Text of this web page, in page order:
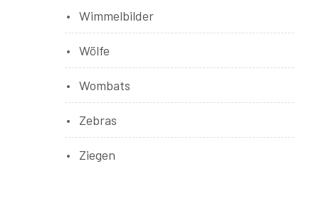
Wimmelbilder
Wölfe
Wombats
Zebras
Ziegen